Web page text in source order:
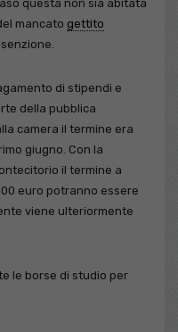
questa non sia abitata
mancato gettito
di stipendi e
della pubblica
camera il termine era
giugno. Con la
il termine a
euro potranno essere
viene ulteriormente
le borse di studio per